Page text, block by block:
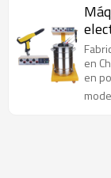
en
en